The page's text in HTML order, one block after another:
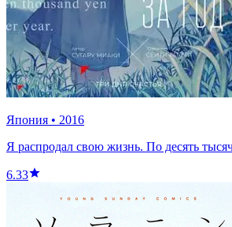
Япония • 2016
Я распродал свою жизнь. По десять
6.33